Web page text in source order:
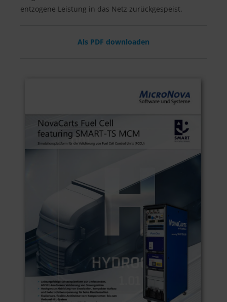
entzogene Leistung in das Netz zurückgespeist.
Als PDF downloaden